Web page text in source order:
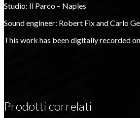
Studio: Il Parco – Naples
Sound engineer: Robert Fix and Carlo
This work has been digitally recorded
Prodotti correlati